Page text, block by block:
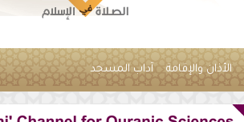
الأذان والإقامة آداب المسجد